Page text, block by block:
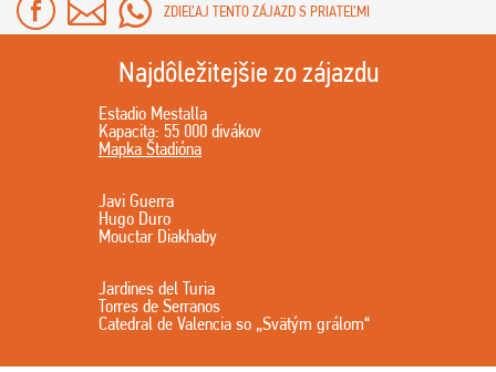
ZDIEĽAJ TENTO ZÁJAZD S PRIATEĽMI
Najdôležitejšie zo zájazdu
Estadio Mestalla
Kapacita: 55 000 divákov
Mapka Štadióna
Javi Guerra
Hugo Duro
Mouctar Diakhaby
Jardines del Turia
Torres de Serranos
Catedral de Valencia so „Svätým grálom“